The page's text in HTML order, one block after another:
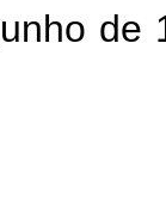
de